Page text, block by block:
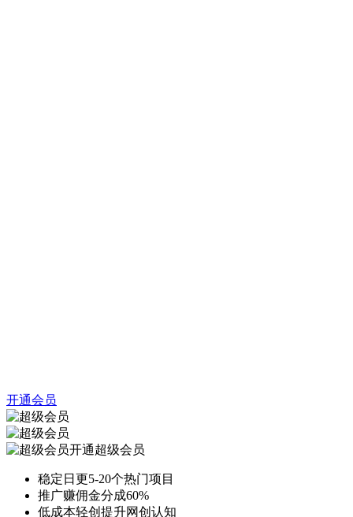
开通会员
开通超级会员
稳定日更5-20个热门项目
推广赚佣金分成60%
低成本轻创提升网创认知